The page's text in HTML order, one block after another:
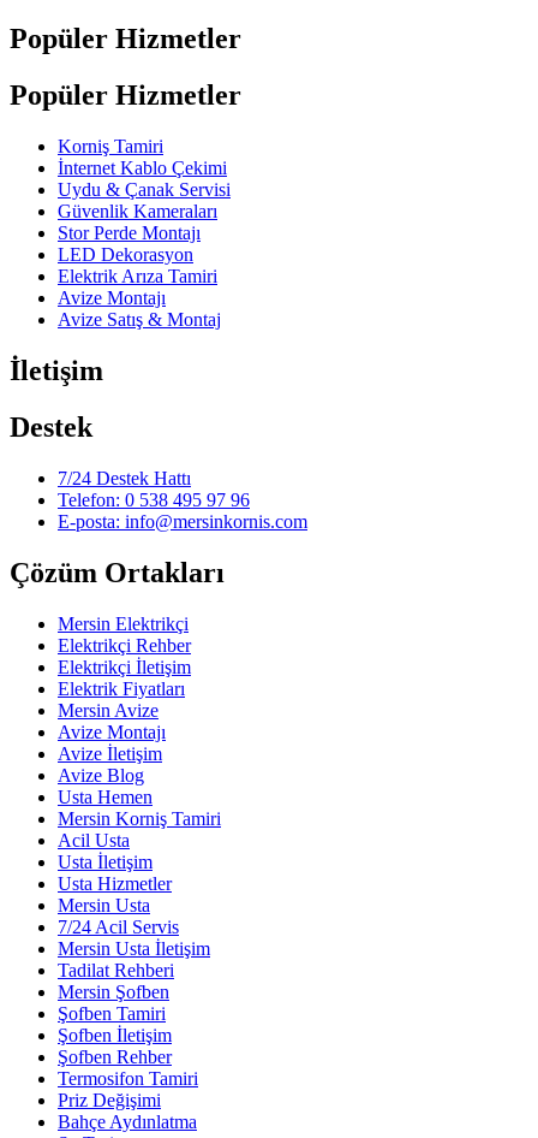
Popüler Hizmetler
Popüler Hizmetler
Korniş Tamiri
İnternet Kablo Çekimi
Uydu & Çanak Servisi
Güvenlik Kameraları
Stor Perde Montajı
LED Dekorasyon
Elektrik Arıza Tamiri
Avize Montajı
Avize Satış & Montaj
İletişim
Destek
7/24 Destek Hattı
Telefon: 0 538 495 97 96
E-posta: info@mersinkornis.com
Çözüm Ortakları
Mersin Elektrikçi
Elektrikçi Rehber
Elektrikçi İletişim
Elektrik Fiyatları
Mersin Avize
Avize Montajı
Avize İletişim
Avize Blog
Usta Hemen
Mersin Korniş Tamiri
Acil Usta
Usta İletişim
Usta Hizmetler
Mersin Usta
7/24 Acil Servis
Mersin Usta İletişim
Tadilat Rehberi
Mersin Şofben
Şofben Tamiri
Şofben İletişim
Şofben Rehber
Termosifon Tamiri
Priz Değişimi
Bahçe Aydınlatma